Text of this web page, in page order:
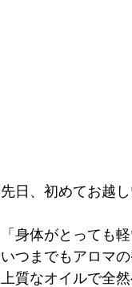
先日、初めてお越
「身体がとっても
いつまでもアロマ
上質なオイルで全